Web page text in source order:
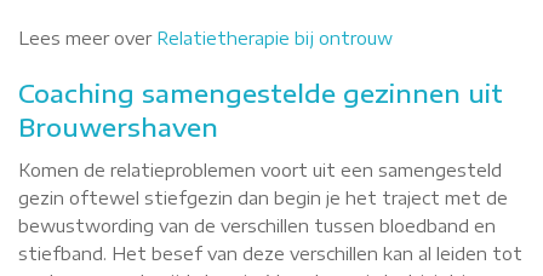
Lees meer over Relatietherapie bij ontrouw
Coaching samengestelde gezinnen uit
Brouwershaven
Komen de relatieproblemen voort uit een samengesteld
gezin oftewel stiefgezin dan begin je het traject met de
bewustwording van de verschillen tussen bloedband en
stiefband. Het besef van deze verschillen kan al leiden tot